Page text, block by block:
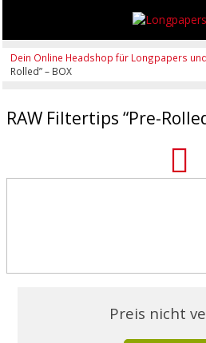
Dein Online Headshop für Longpapers
Rolled” – BOX
RAW Filtertips “Pre-
Preis nicht